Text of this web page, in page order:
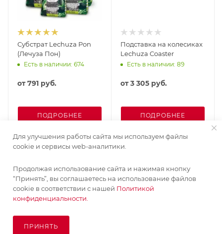
Субстрат Lechuza Pon
(Лечуза Пон)
Есть в наличии: 674
от791 руб.
ПОДРОБНЕЕ
Подставка на колесиках
Lechuza Coaster
Есть в наличии: 89
от3 305 руб.
ПОДРОБНЕЕ
Для улучшения работы сайта мы используем файлы
cookie и сервисы web-аналитики.
Продолжая использование сайта и нажимая кнопку
“Принять”, вы соглашаетесь на использование файлов
cookie в соответствии с нашей Политикой
конфиденциальности.
ПРИНЯТЬ